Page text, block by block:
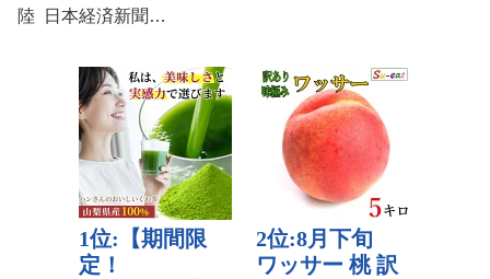
陸 日本経済新聞…